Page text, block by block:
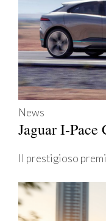
News
Jaguar I-Pace
Il prestigioso